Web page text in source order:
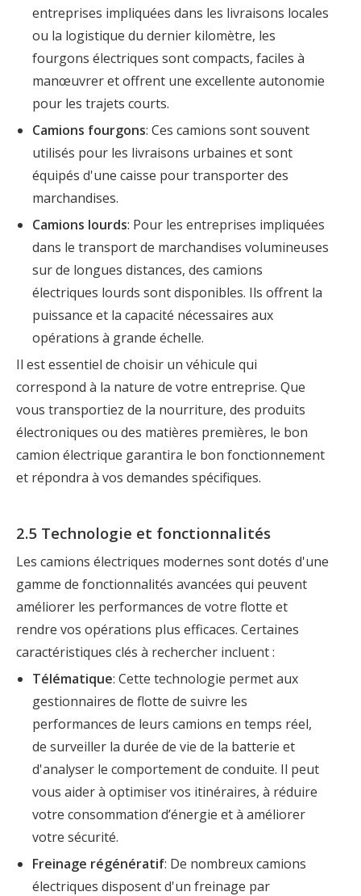
entreprises impliquées dans les livraisons locales
ou la logistique du dernier kilomètre, les
fourgons électriques sont compacts, faciles à
manœuvrer et offrent une excellente autonomie
pour les trajets courts.
Camions fourgons: Ces camions sont souvent
utilisés pour les livraisons urbaines et sont
équipés d'une caisse pour transporter des
marchandises.
Camions lourds: Pour les entreprises impliquées
dans le transport de marchandises volumineuses
sur de longues distances, des camions
électriques lourds sont disponibles. Ils offrent la
puissance et la capacité nécessaires aux
opérations à grande échelle.
Il est essentiel de choisir un véhicule qui
correspond à la nature de votre entreprise. Que
vous transportiez de la nourriture, des produits
électroniques ou des matières premières, le bon
camion électrique garantira le bon fonctionnement
et répondra à vos demandes spécifiques.
2.5 Technologie et fonctionnalités
Les camions électriques modernes sont dotés d'une
gamme de fonctionnalités avancées qui peuvent
améliorer les performances de votre flotte et
rendre vos opérations plus efficaces. Certaines
caractéristiques clés à rechercher incluent :
Télématique: Cette technologie permet aux
gestionnaires de flotte de suivre les
performances de leurs camions en temps réel,
de surveiller la durée de vie de la batterie et
d'analyser le comportement de conduite. Il peut
vous aider à optimiser vos itinéraires, à réduire
votre consommation d’énergie et à améliorer
votre sécurité.
Freinage régénératif: De nombreux camions
électriques disposent d'un freinage par